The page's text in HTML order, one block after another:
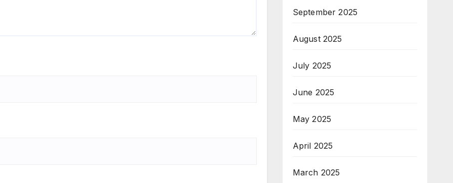
September 2025
August 2025
July 2025
June 2025
May 2025
April 2025
March 2025